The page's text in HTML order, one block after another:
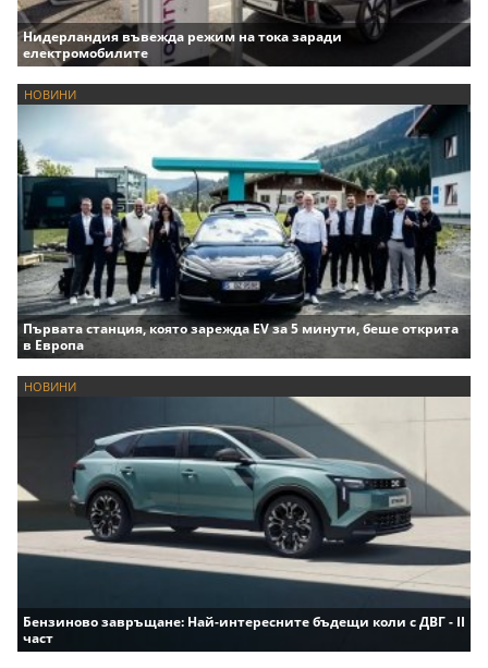
Нидерландия въвежда режим на тока заради
електромобилите
НОВИНИ
Първата станция, която зарежда EV за 5 минути, беше открита
в Европа
НОВИНИ
Бензиново завръщане: Най-интересните бъдещи коли с ДВГ - II
част